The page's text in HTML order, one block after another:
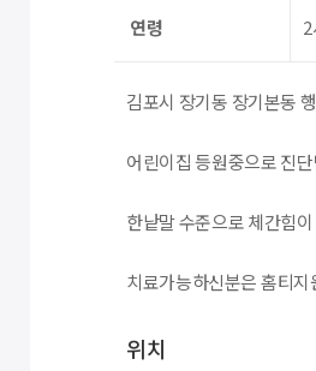
연령
김포시 장기동 장기본동
어린이집 등원중으로 진
한낱말 수준으로 체간힘
치료가능하신분은 홈티
위치